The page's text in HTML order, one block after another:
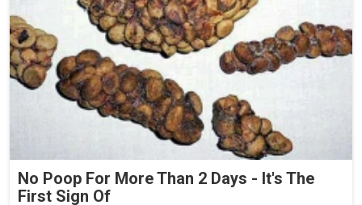
No Poop For More Than 2 Days - It's The
First Sign Of